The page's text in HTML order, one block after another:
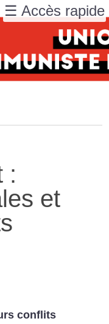
:
et
conflits
☰ Accès rapide